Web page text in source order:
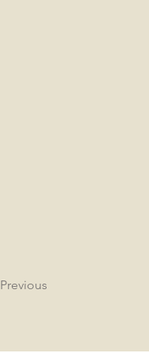
Previous